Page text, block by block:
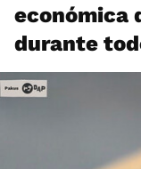
económica
durante